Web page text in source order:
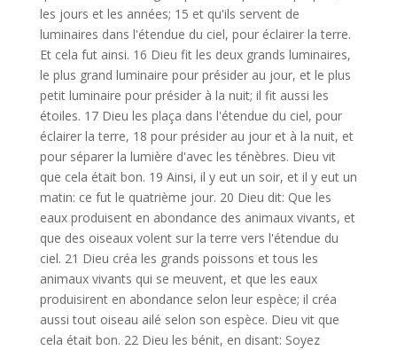
les jours et les années; 15 et qu'ils servent de
luminaires dans l'étendue du ciel, pour éclairer la terre.
Et cela fut ainsi. 16 Dieu fit les deux grands luminaires,
le plus grand luminaire pour présider au jour, et le plus
petit luminaire pour présider à la nuit; il fit aussi les
étoiles. 17 Dieu les plaça dans l'étendue du ciel, pour
éclairer la terre, 18 pour présider au jour et à la nuit, et
pour séparer la lumière d'avec les ténèbres. Dieu vit
que cela était bon. 19 Ainsi, il y eut un soir, et il y eut un
matin: ce fut le quatrième jour. 20 Dieu dit: Que les
eaux produisent en abondance des animaux vivants, et
que des oiseaux volent sur la terre vers l'étendue du
ciel. 21 Dieu créa les grands poissons et tous les
animaux vivants qui se meuvent, et que les eaux
produisirent en abondance selon leur espèce; il créa
aussi tout oiseau ailé selon son espèce. Dieu vit que
cela était bon. 22 Dieu les bénit, en disant: Soyez